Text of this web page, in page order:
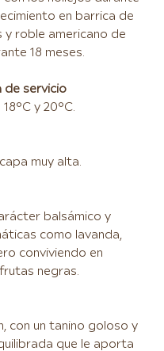
en barrica de
y roble americano de
18 meses.
de servicio
y 20°C.
muy alta.
balsámico y
como lavanda,
conviviendo en
negras.
con un tanino goloso y
que le aporta